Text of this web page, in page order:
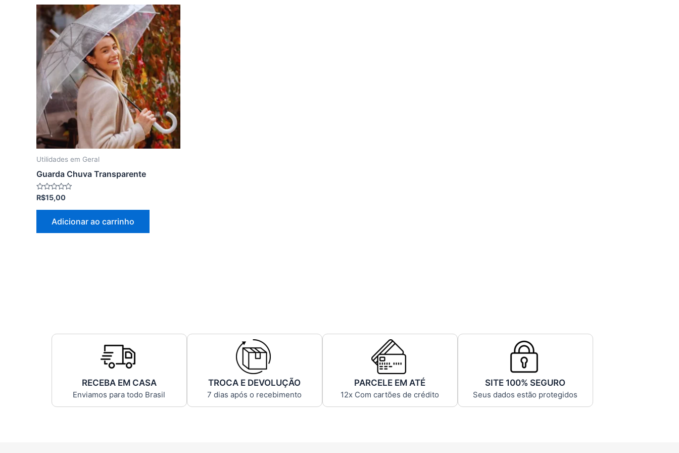
Utilidades em Geral
Guarda Chuva Transparente
Avaliação
de
R$15,00
Adicionar ao carrinho
RECEBA EM CASA
Enviamos para todo Brasil
TROCA E DEVOLUÇÃO
7 dias após o recebimento
PARCELE EM ATÉ
12x Com cartões de crédito
SITE 100% SEGURO
Seus dados estão protegidos